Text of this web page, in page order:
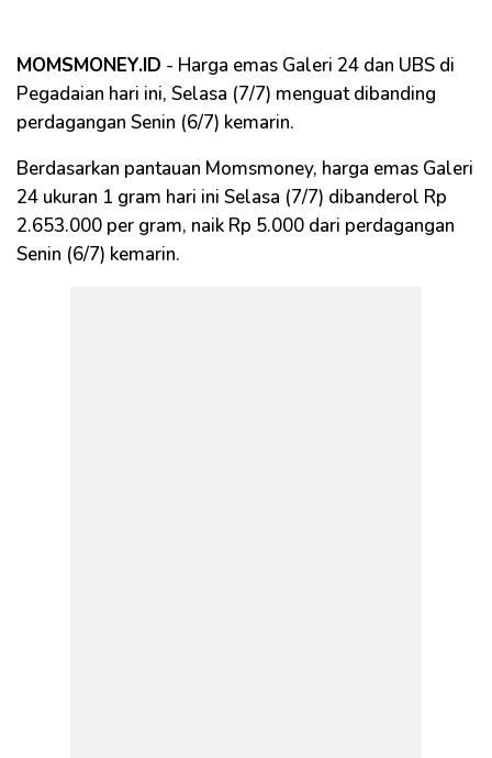
MOMSMONEY.ID - Harga emas Galeri 24 dan UBS di
Pegadaian hari ini, Selasa (7/7) menguat dibanding
perdagangan Senin (6/7) kemarin.
Berdasarkan pantauan Momsmoney, harga emas Galeri
24 ukuran 1 gram hari ini Selasa (7/7) dibanderol Rp
2.653.000 per gram, naik Rp 5.000 dari perdagangan
Senin (6/7) kemarin.